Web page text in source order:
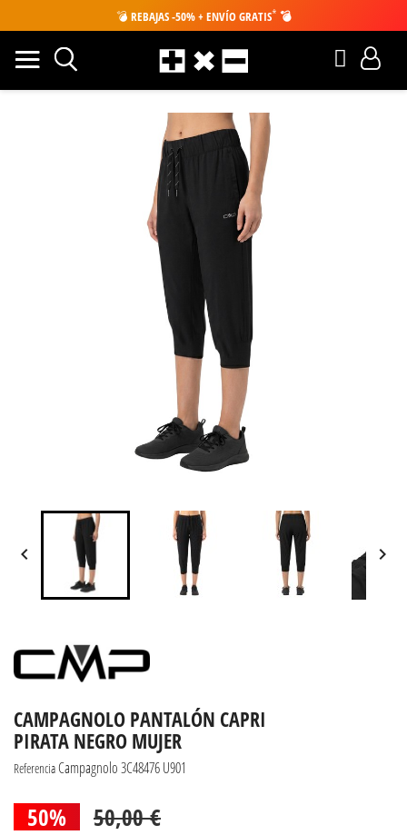
💣 REBAJAS -50% + ENVÍO GRATIS* 💣
 
CAMPAGNOLO PANTALÓN CAPRI
PIRATA NEGRO MUJER
Referencia Campagnolo 3C48476 U901
50% 50,00 €